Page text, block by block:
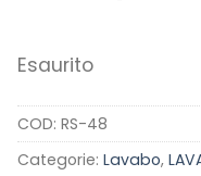
Esaurito
COD: RS-48
Categorie: Lavabo,